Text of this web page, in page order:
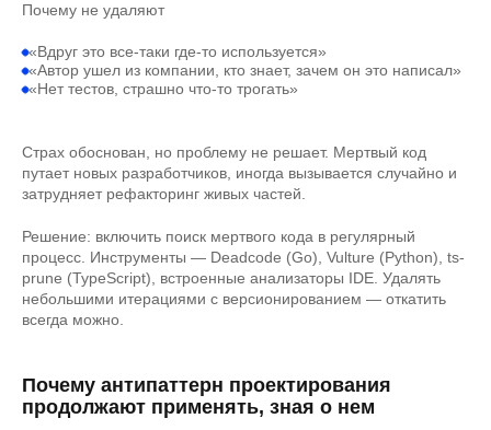
Почему не удаляют
«Вдруг это все-таки где-то используется»
«Автор ушел из компании, кто знает, зачем он это написал»
«Нет тестов, страшно что-то трогать»
Страх обоснован, но проблему не решает. Мертвый код
путает новых разработчиков, иногда вызывается случайно и
затрудняет рефакторинг живых частей.
Решение: включить поиск мертвого кода в регулярный
процесс. Инструменты — Deadcode (Go), Vulture (Python), ts-
prune (TypeScript), встроенные анализаторы IDE. Удалять
небольшими итерациями с версионированием — откатить
всегда можно.
Почему антипаттерн проектирования
продолжают применять, зная о нем